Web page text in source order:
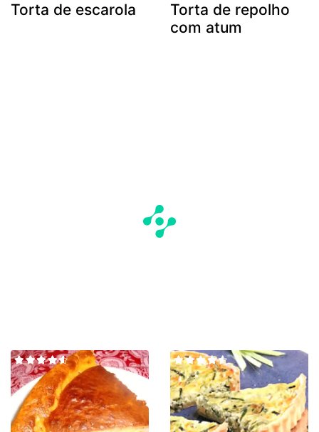
Torta de escarola
Torta de repolho
com atum